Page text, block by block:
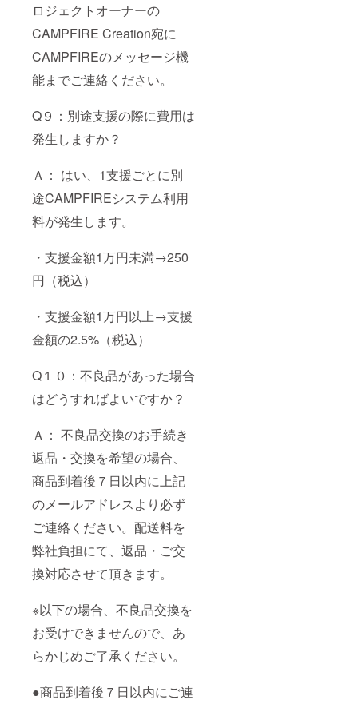
ロジェクトオーナーの
CAMPFIRE Creation宛に
CAMPFIREのメッセージ機
能までご連絡ください。
Q９：別途支援の際に費用は
発生しますか？
Ａ： はい、1支援ごとに別
途CAMPFIREシステム利用
料が発生します。
・支援金額1万円未満→250
円（税込）
・支援金額1万円以上→支援
金額の2.5%（税込）
Q１０：不良品があった場合
はどうすればよいですか？
Ａ： 不良品交換のお手続き
返品・交換を希望の場合、
商品到着後７日以内に上記
のメールアドレスより必ず
ご連絡ください。配送料を
弊社負担にて、返品・ご交
換対応させて頂きます。
※以下の場合、不良品交換を
お受けできませんので、あ
らかじめご了承ください。
●商品到着後７日以内にご連